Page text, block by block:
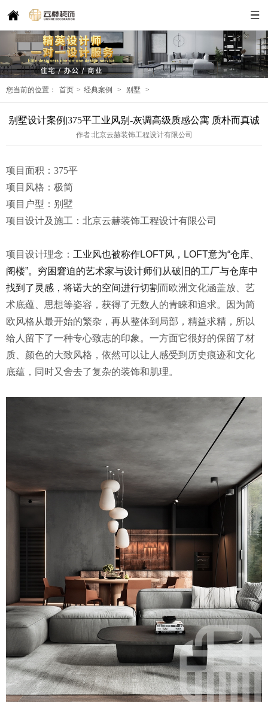
您当前的位置： 首页 > 经典案例 > 别墅 >
别墅设计案例|375平工业风别-灰调高级质感公寓 质朴而真诚
作者:北京云赫装饰工程设计有限公司
项目面积：375平
项目风格：极简
项目户型：别墅
项目设计及施工：北京云赫装饰工程设计有限公司
项目设计理念： 工业风也被称作LOFT风，LOFT意为“仓库、
阁楼”。穷困窘迫的艺术家与设计师们从破旧的工厂与仓库中
找到了灵感，将诺大的空间进行切割而欧洲文化涵盖放、艺
术底蕴、思想等姿容，获得了无数人的青睐和追求。因为简
欧风格从最开始的繁杂，再从整体到局部，精益求精，所以
给人留下了一种专心致志的印象。一方面它很好的保留了材
质、颜色的大致风格，依然可以让人感受到历史痕迹和文化
底蕴，同时又舍去了复杂的装饰和肌理。